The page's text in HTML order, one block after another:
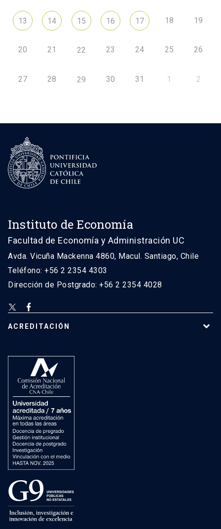
13 14 15 16 17 18 19
20 21 22 23 24 25 26
27 28 29 30 31 1 2
Instituto de Economía
Facultad de Economía y Administración UC
Avda. Vicuña Mackenna 4860, Macul. Santiago, Chile
Teléfono: +56 2 2354 4303
Dirección de Postgrado: +56 2 2354 4028
ACREDITACIÓN